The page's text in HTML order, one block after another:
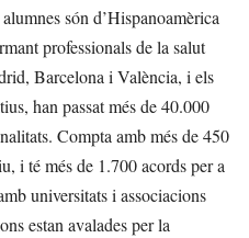
són d’Hispanoamèrica
professionals de la salut
Barcelona i València, i els
han passat més de 40.000
Compta amb més de 450
i té més de 1.700 acords per a
universitats i associacions
estan avalades per la